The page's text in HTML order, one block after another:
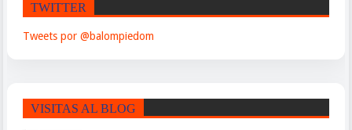
TWITTER
Tweets por @balompiedom
VISITAS AL BLOG